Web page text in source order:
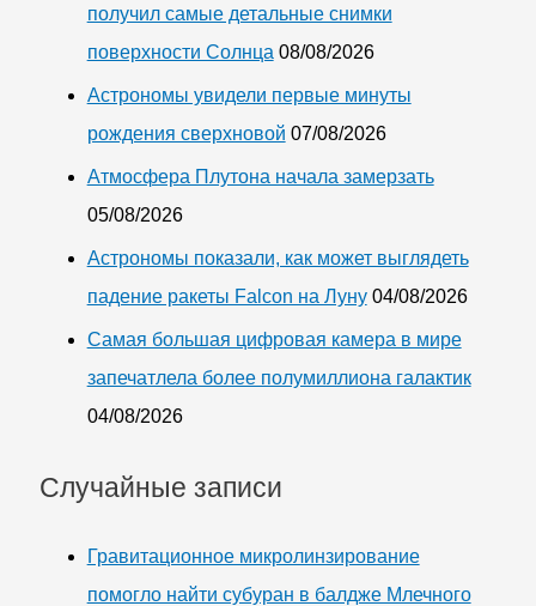
получил самые детальные снимки
поверхности Солнца 08/08/2026
Астрономы увидели первые минуты
рождения сверхновой 07/08/2026
Атмосфера Плутона начала замерзать
05/08/2026
Астрономы показали, как может выглядеть
падение ракеты Falcon на Луну 04/08/2026
Самая большая цифровая камера в мире
запечатлела более полумиллиона галактик
04/08/2026
Случайные записи
Гравитационное микролинзирование
помогло найти субуран в балдже Млечного